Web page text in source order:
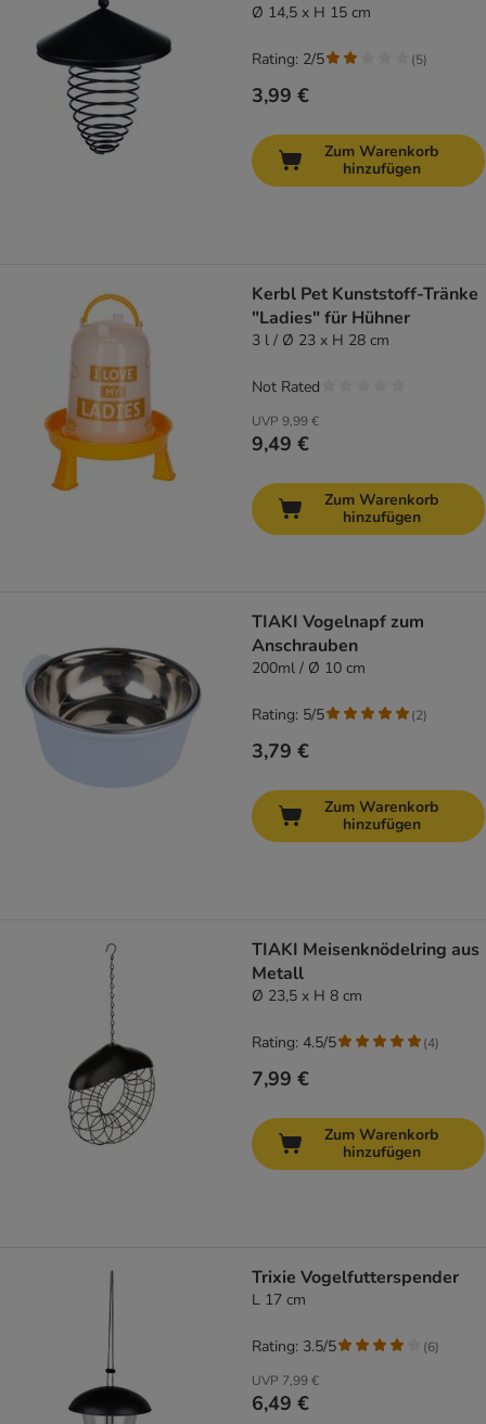
Ø 14,5 x H 15 cm
3,99 €
Rating: 2/5 (5)
Zum Warenkorb
hinzufügen
Kerbl Pet Kunststoff-Tränke
"Ladies" für Hühner
3 l / Ø 23 x H 28 cm
UVP 9,99 €
9,49 €
Not Rated
Zum Warenkorb
hinzufügen
TIAKI Vogelnapf zum
Anschrauben
200ml / Ø 10 cm
3,79 €
Rating: 5/5 (2)
Zum Warenkorb
hinzufügen
TIAKI Meisenknödelring aus
Metall
Ø 23,5 x H 8 cm
7,99 €
Rating: 4.5/5 (4)
Zum Warenkorb
hinzufügen
Trixie Vogelfutterspender
L 17 cm
UVP 7,99 €
6,49 €
Rating: 3.5/5 (6)